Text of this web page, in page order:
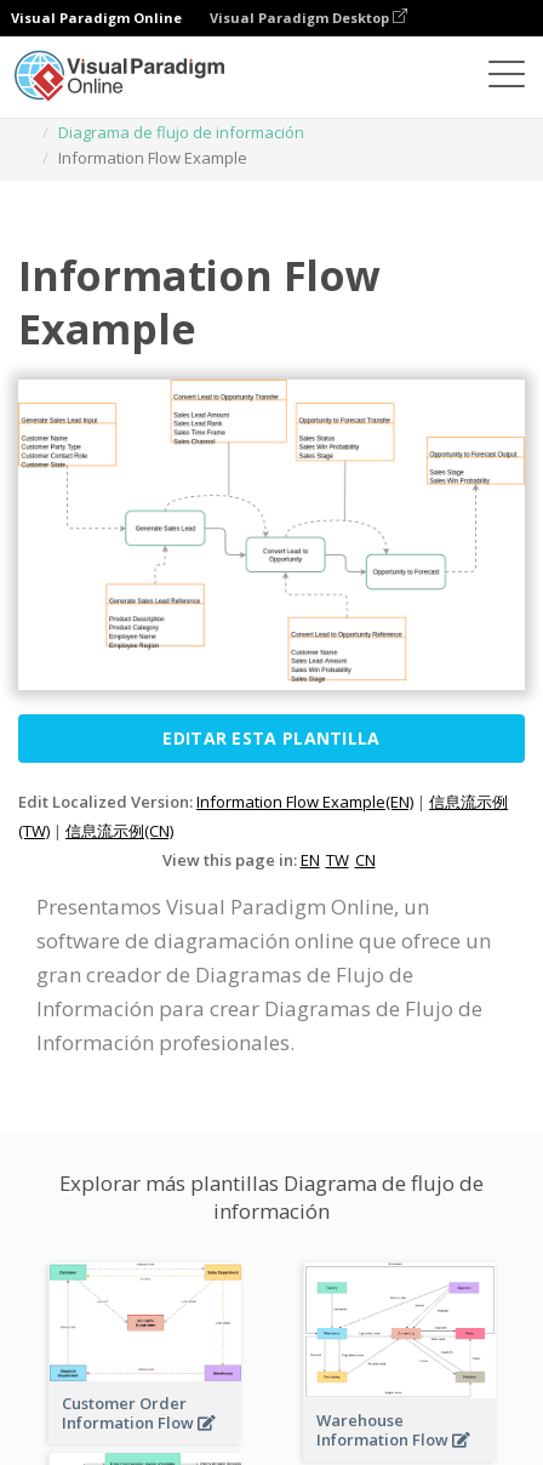
Visual Paradigm Online Visual Paradigm Desktop
Diagrama de flujo de información
Information Flow Example
Information Flow
Example
EDITAR ESTA PLANTILLA
Edit Localized Version:Information Flow Example(EN) | 信息流示例
(TW) | 信息流示例(CN)
View this page in:EN TW CN
Presentamos Visual Paradigm Online, un
software de diagramación online que ofrece un
gran creador de Diagramas de Flujo de
Información para crear Diagramas de Flujo de
Información profesionales.
Explorar más plantillas Diagrama de flujo de
información
Customer Order
Information Flow
Warehouse
Information Flow